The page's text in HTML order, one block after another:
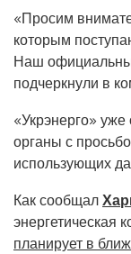
«Просим
которым
Наш
подчеркнули в
«Укрэнерго»
органы с
использующих
Как сообщал
энергетическая
планирует в